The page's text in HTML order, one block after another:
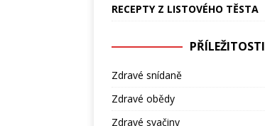
RECEPTY Z LISTOVÉHO TĚSTA
PŘÍLEŽITOSTI
Zdravé snídaně
Zdravé obědy
Zdravé svačiny